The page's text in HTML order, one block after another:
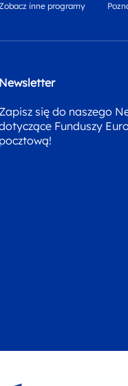
inne programy
Newsletter
Zapisz się do naszego
Funduszy
pocztową!